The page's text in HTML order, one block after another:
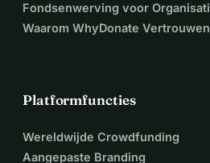
Fondsenwerving voor
Waarom WhyDonate Vertrouwen
Platformfuncties
Wereldwijde Crowdfunding
Aangepaste Branding